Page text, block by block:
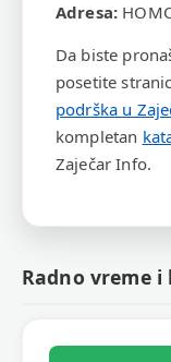
Adresa:
Da biste
posetite
podrška u
kompletan
Zaječar Info.
Radno vreme